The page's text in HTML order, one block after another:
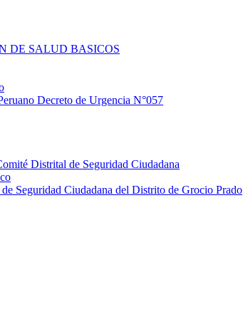
DE SALUD BASICOS
Decreto de Urgencia N°057
Distrital de Seguridad Ciudadana
Seguridad Ciudadana del Distrito de Grocio Prado